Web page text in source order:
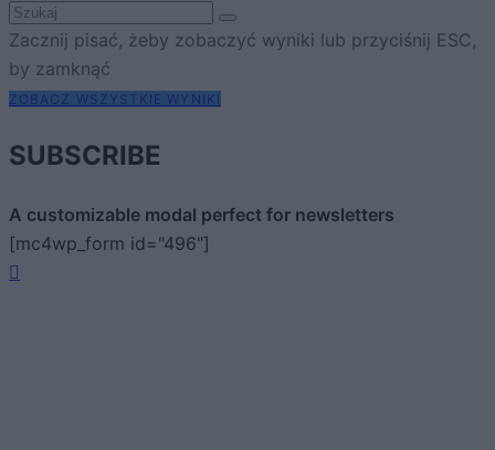
Zacznij pisać, żeby zobaczyć wyniki lub przyciśnij ESC,
by zamknąć
ZOBACZ WSZYSTKIE WYNIKI
SUBSCRIBE
A customizable modal perfect for newsletters
[mc4wp_form id="496"]